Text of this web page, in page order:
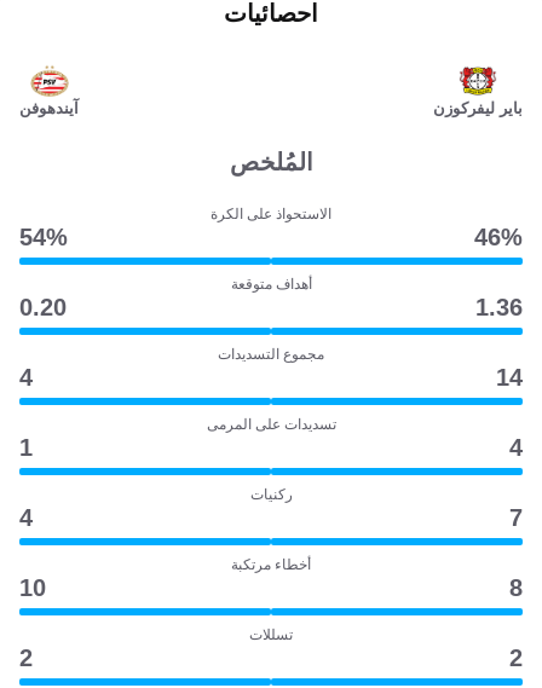
باير ليفركوزن
احصائيات
آيندهوفن
المُلخص
الاستحواذ على الكرة
46‎%‎
54‎%‎
أهداف متوقعة
1.36
0.20
مجموع التسديدات
14
4
تسديدات على المرمى
4
1
ركنيات
7
4
أخطاء مرتكبة
8
10
تسللات
2
2